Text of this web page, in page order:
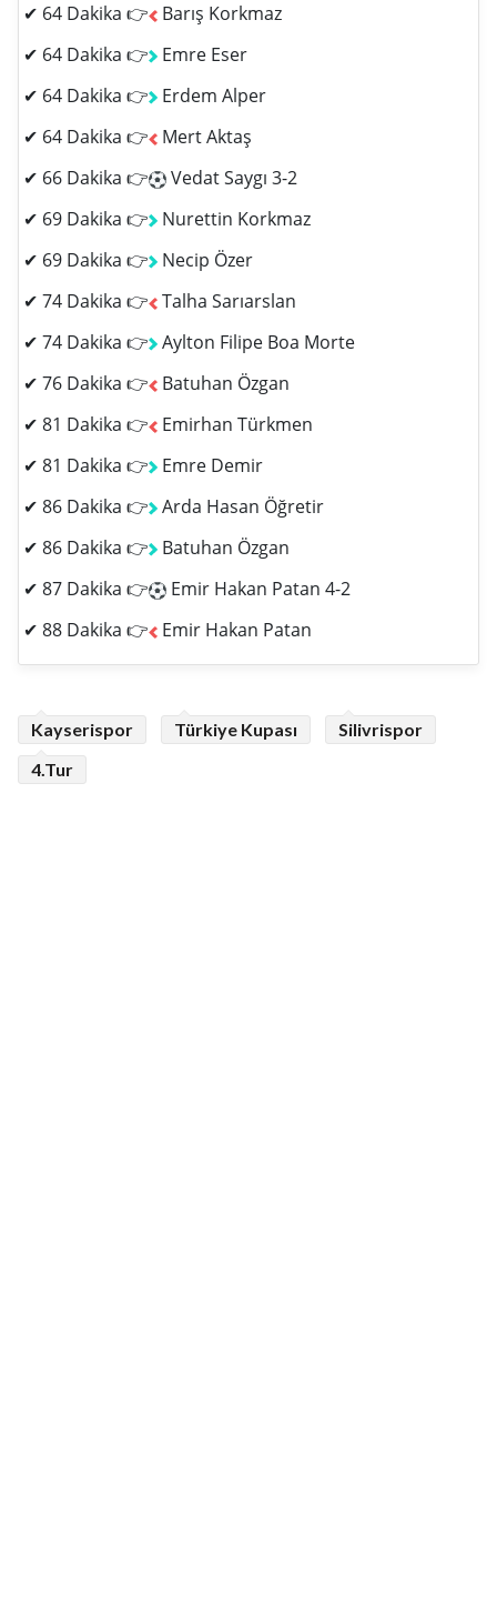
✔ 64 Dakika 👉
Barış Korkmaz
✔ 64 Dakika 👉 Emre Eser
✔ 64 Dakika 👉 Erdem Alper
✔ 64 Dakika 👉
Mert Aktaş
✔ 66 Dakika 👉
Vedat Saygı 3-2
✔ 69 Dakika 👉 Nurettin Korkmaz
✔ 69 Dakika 👉 Necip Özer
✔ 74 Dakika 👉 Talha Sarıarslan
✔ 74 Dakika 👉 Aylton Filipe Boa Morte
✔ 76 Dakika 👉
Batuhan Özgan
✔ 81 Dakika 👉
Emirhan Türkmen
✔ 81 Dakika 👉 Emre Demir
✔ 86 Dakika 👉 Arda Hasan Öğretir
✔ 86 Dakika 👉 Batuhan Özgan
✔ 87 Dakika 👉
Emir Hakan Patan 4-2
✔ 88 Dakika 👉
Emir Hakan Patan
Kayserispor Türkiye Kupası
Silivrispor
4.Tur